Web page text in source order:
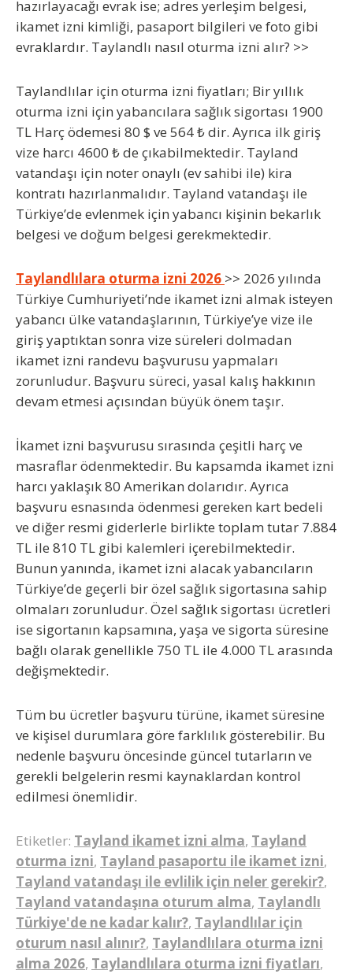
hazırlayacağı evrak ise; adres yerleşim belgesi,
ikamet izni kimliği, pasaport bilgileri ve foto gibi
evraklardır. Taylandlı nasıl oturma izni alır? >>
Taylandlılar için oturma izni fiyatları; Bir yıllık
oturma izni için yabancılara sağlık sigortası 1900
TL Harç ödemesi 80 $ ve 564 ₺ dir. Ayrıca ilk giriş
vize harcı 4600 ₺ de çıkabilmektedir. Tayland
vatandaşı için noter onaylı (ev sahibi ile) kira
kontratı hazırlanmalıdır. Tayland vatandaşı ile
Türkiye’de evlenmek için yabancı kişinin bekarlık
belgesi ve doğum belgesi gerekmektedir.
Taylandlılara oturma izni 2026 >> 2026 yılında
Türkiye Cumhuriyeti’nde ikamet izni almak isteyen
yabancı ülke vatandaşlarının, Türkiye’ye vize ile
giriş yaptıktan sonra vize süreleri dolmadan
ikamet izni randevu başvurusu yapmaları
zorunludur. Başvuru süreci, yasal kalış hakkının
devam etmesi açısından büyük önem taşır.
İkamet izni başvurusu sırasında çeşitli harç ve
masraflar ödenmektedir. Bu kapsamda ikamet izni
harcı yaklaşık 80 Amerikan dolarıdır. Ayrıca
başvuru esnasında ödenmesi gereken kart bedeli
ve diğer resmi giderlerle birlikte toplam tutar 7.884
TL ile 810 TL gibi kalemleri içerebilmektedir.
Bunun yanında, ikamet izni alacak yabancıların
Türkiye’de geçerli bir özel sağlık sigortasına sahip
olmaları zorunludur. Özel sağlık sigortası ücretleri
ise sigortanın kapsamına, yaşa ve sigorta süresine
bağlı olarak genellikle 750 TL ile 4.000 TL arasında
değişmektedir.
Tüm bu ücretler başvuru türüne, ikamet süresine
ve kişisel durumlara göre farklılık gösterebilir. Bu
nedenle başvuru öncesinde güncel tutarların ve
gerekli belgelerin resmi kaynaklardan kontrol
edilmesi önemlidir.
Etiketler: Tayland ikamet izni alma, Tayland
oturma izni, Tayland pasaportu ile ikamet izni,
Tayland vatandaşı ile evlilik için neler gerekir?,
Tayland vatandaşına oturum alma, Taylandlı
Türkiye'de ne kadar kalır?, Taylandlılar için
oturum nasıl alınır?, Taylandlılara oturma izni
alma 2026, Taylandlılara oturma izni fiyatları,